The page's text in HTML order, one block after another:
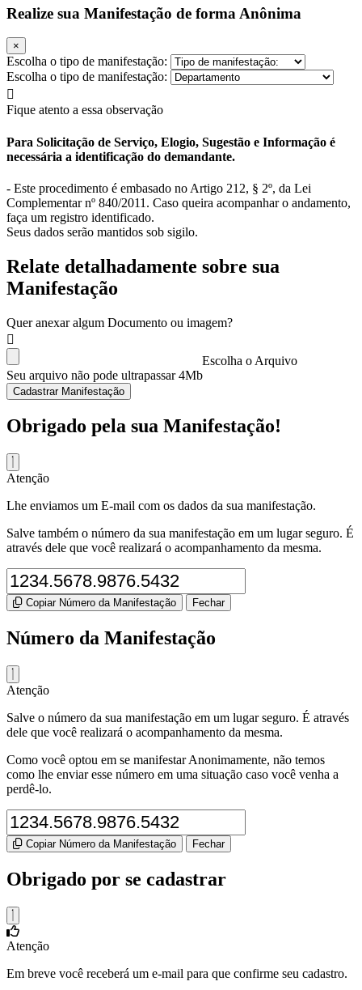
Realize sua Manifestação de forma Anônima
×
Escolha o tipo de manifestação:
Escolha o tipo de manifestação:
Fique atento a essa observação
Para Solicitação de Serviço, Elogio, Sugestão e Informação é
necessária a identificação do demandante.
- Este procedimento é embasado no Artigo 212, § 2º, da Lei
Complementar nº 840/2011. Caso queira acompanhar o andamento,
faça um registro identificado.
Seus dados serão mantidos sob sigilo.
Relate detalhadamente sobre sua
Manifestação
Quer anexar algum Documento ou imagem?
Escolha o Arquivo
Seu arquivo não pode ultrapassar 4Mb
Cadastrar Manifestação
Obrigado pela sua Manifestação!
Atenção
Lhe enviamos um E-mail com os dados da sua manifestação.
Salve também o número da sua manifestação em um lugar seguro. É
através dele que você realizará o acompanhamento da mesma.
Copiar Número da Manifestação Fechar
Número da Manifestação
Atenção
Salve o número da sua manifestação em um lugar seguro. É através
dele que você realizará o acompanhamento da mesma.
Como você optou em se manifestar Anonimamente, não temos
como lhe enviar esse número em uma situação caso você venha a
perdê-lo.
Copiar Número da Manifestação Fechar
Obrigado por se cadastrar
Atenção
Em breve você receberá um e-mail para que confirme seu cadastro.